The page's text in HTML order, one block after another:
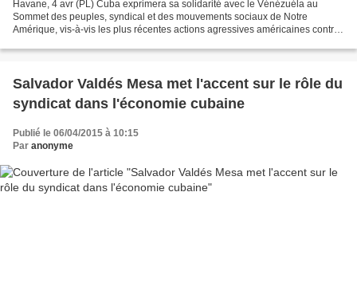
Havane, 4 avr (PL) Cuba exprimera sa solidarité avec le Vénézuéla au
Sommet des peuples, syndical et des mouvements sociaux de Notre
Amérique, vis-à-vis les plus récentes actions agressives américaines contre
Salvador Valdés Mesa met l'accent sur le rôle du
syndicat dans l'économie cubaine
Publié le 06/04/2015 à 10:15
Par anonyme